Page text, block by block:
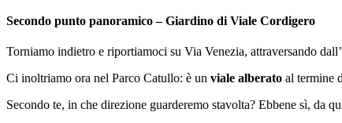
Secondo punto panoramico – Giardino di Viale Cordigero
Torniamo indietro e riportiamoci su Via Venezia, attraversando
Ci inoltriamo ora nel Parco Catullo: è un viale alberato al termine
Secondo te, in che direzione guarderemo stavolta? Ebbene sì, da